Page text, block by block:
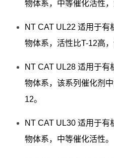
物体系，中等催化活性，
NT CAT UL22 适用于有
物体系，活性比T-12高
NT CAT UL28 适用于有
物体系，该系列催化剂
12。
NT CAT UL30 适用于有
物体系，中等催化活性。